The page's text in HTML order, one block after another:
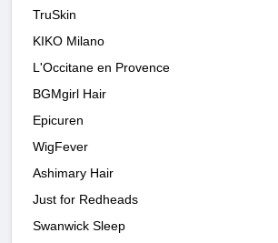
TruSkin
KIKO Milano
L'Occitane en Provence
BGMgirl Hair
Epicuren
WigFever
Ashimary Hair
Just for Redheads
Swanwick Sleep